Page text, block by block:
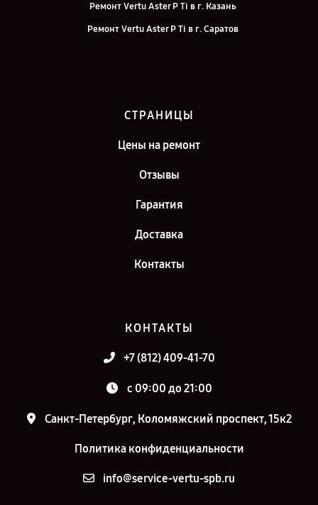
Ремонт Vertu Aster P Ti в г. Казань
Ремонт Vertu Aster P Ti в г. Саратов
СТРАНИЦЫ
Цены на ремонт
Отзывы
Гарантия
Доставка
Контакты
КОНТАКТЫ
+7 (812) 409-41-70
c 09:00 до 21:00
Санкт-Петербург, Коломяжский проспект, 15к2
Политика конфиденциальности
info@service-vertu-spb.ru